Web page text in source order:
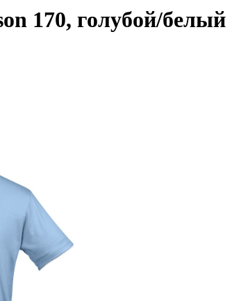
170, голубой/белый